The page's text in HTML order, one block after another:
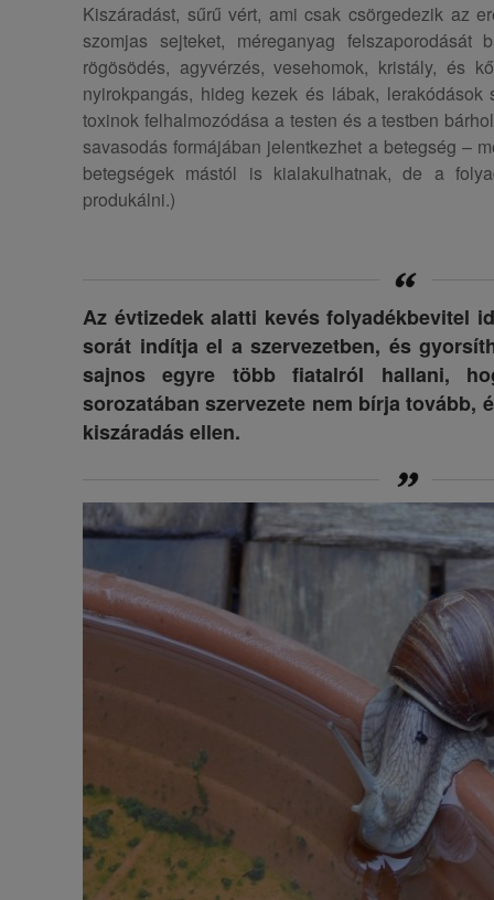
Kiszáradást, sűrű vért, ami csak csörgedezik az
szomjas sejteket, méreganyag felszaporodását
rögösödés, agyvérzés, vesehomok, kristály, és
nyirokpangás, hideg kezek és lábak,
toxinok felhalmozódása a testen és a testben
savasodás formájában jelentkezhet a betegség –
betegségek mástól is kialakulhatnak, de a
produkálni.)
Az évtizedek alatti kevés folyadékbevitel
sorát indítja el a szervezetben, és
sajnos egyre több fiatalról hallani,
sorozatában szervezete nem bírja tovább,
kiszáradás ellen.